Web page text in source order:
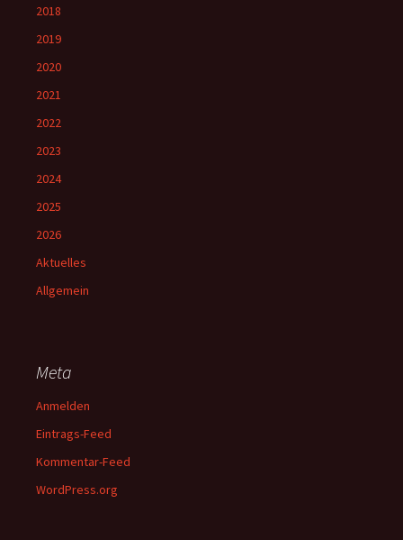
2018
2019
2020
2021
2022
2023
2024
2025
2026
Aktuelles
Allgemein
Meta
Anmelden
Eintrags-Feed
Kommentar-Feed
WordPress.org